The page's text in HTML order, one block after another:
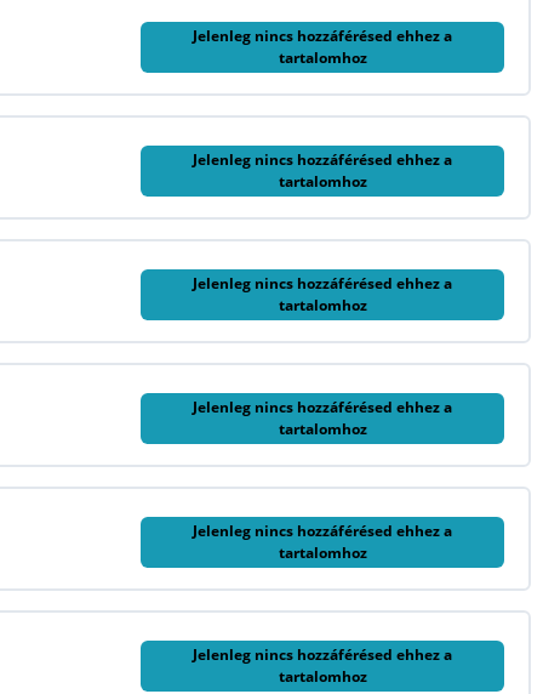
Jelenleg nincs hozzáférésed ehhez a
tartalomhoz
Jelenleg nincs hozzáférésed ehhez a
tartalomhoz
Jelenleg nincs hozzáférésed ehhez a
tartalomhoz
Jelenleg nincs hozzáférésed ehhez a
tartalomhoz
Jelenleg nincs hozzáférésed ehhez a
tartalomhoz
Jelenleg nincs hozzáférésed ehhez a
tartalomhoz